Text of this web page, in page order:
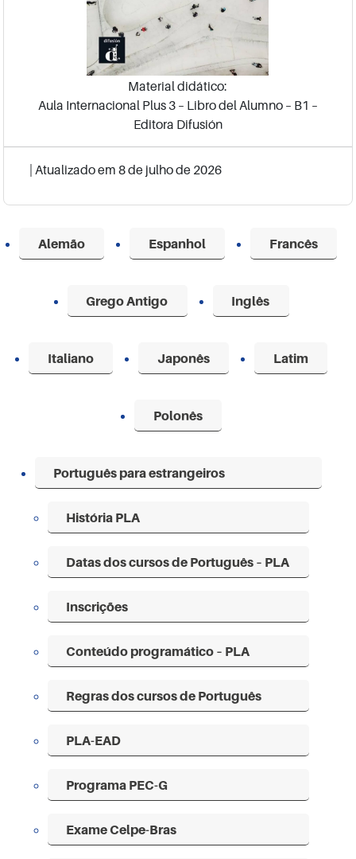
Alemão Espanhol Francês
Grego Antigo Inglês
Italiano Japonês Latim
Polonês
Português para estrangeiros
História PLA
Datas dos cursos de Português – PLA
Inscrições
Conteúdo programático – PLA
Regras dos cursos de Português
PLA-EAD
Programa PEC-G
Exame Celpe-Bras
Material didático:
Aula Internacional Plus 3 – Libro del Alumno – B1 –
Editora Difusión
| Atualizado em8 de julho de 2026